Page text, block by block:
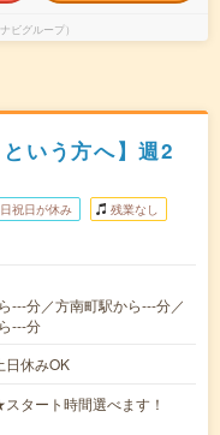
ビグループ）
いう方へ】週2
祝日が休み 残業なし
---分／方南町駅から---分／
---分
休みOK
タート時間選べます！